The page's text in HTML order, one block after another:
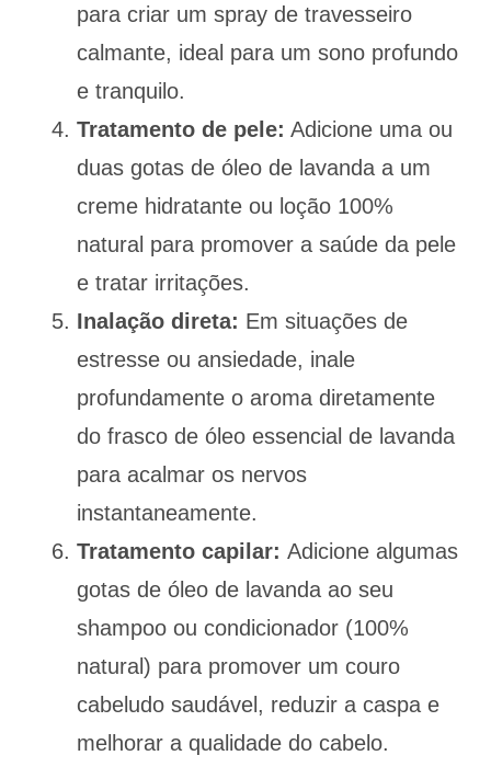
para criar um spray de travesseiro
calmante, ideal para um sono profundo
e tranquilo.
Tratamento de pele: Adicione uma ou
duas gotas de óleo de lavanda a um
creme hidratante ou loção 100%
natural para promover a saúde da pele
e tratar irritações.
Inalação direta: Em situações de
estresse ou ansiedade, inale
profundamente o aroma diretamente
do frasco de óleo essencial de lavanda
para acalmar os nervos
instantaneamente.
Tratamento capilar: Adicione algumas
gotas de óleo de lavanda ao seu
shampoo ou condicionador (100%
natural) para promover um couro
cabeludo saudável, reduzir a caspa e
melhorar a qualidade do cabelo.